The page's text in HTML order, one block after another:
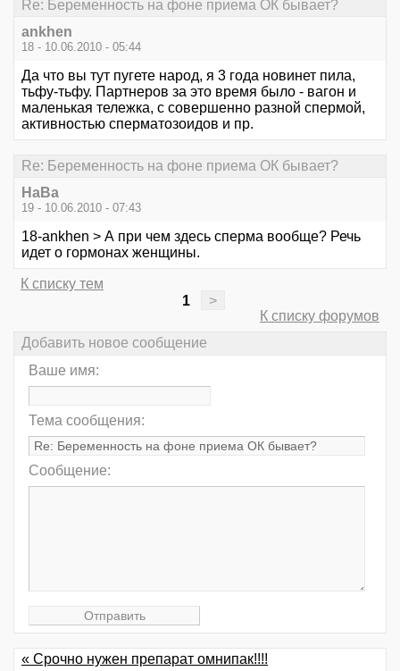
Re: Беременность на фоне приема ОК бывает?
ankhen
18 - 10.06.2010 - 05:44
Да что вы тут пугете народ, я 3 года новинет пила,
тьфу-тьфу. Партнеров за это время было - вагон и
маленькая тележка, с совершенно разной спермой,
активностью сперматозоидов и пр.
Re: Беременность на фоне приема ОК бывает?
НаВа
19 - 10.06.2010 - 07:43
18-ankhen > А при чем здесь сперма вообще? Речь
идет о гормонах женщины.
К списку тем
1
>
К списку форумов
Добавить новое сообщение
Ваше имя:
Тема сообщения:
Сообщение:
« Срочно нужен препарат омнипак!!!!